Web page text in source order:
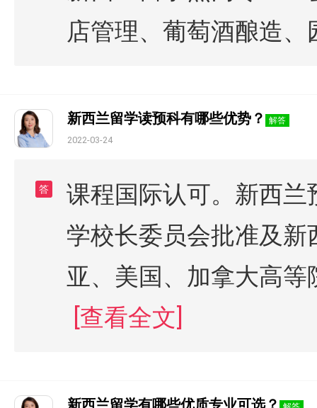
店管理、葡萄酒酿造
新西兰留学读预科有哪些优势？ 解答
2022-03-24
答
课程国际认可。新西
学校长委员会批准及
亚、美国、加拿大高
[查看全文]
新西兰留学有哪些优质专业可选？